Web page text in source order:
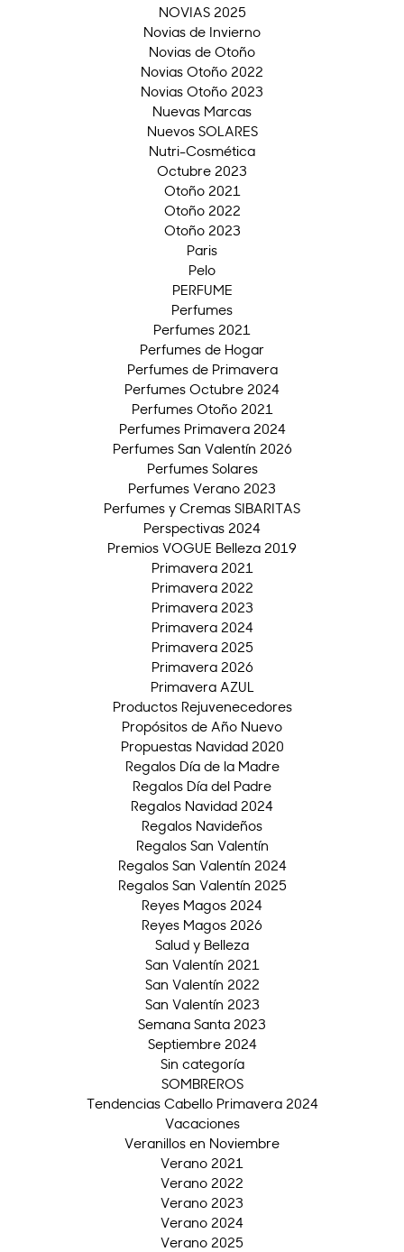
NOVIAS 2025
Novias de Invierno
Novias de Otoño
Novias Otoño 2022
Novias Otoño 2023
Nuevas Marcas
Nuevos SOLARES
Nutri-Cosmética
Octubre 2023
Otoño 2021
Otoño 2022
Otoño 2023
Paris
Pelo
PERFUME
Perfumes
Perfumes 2021
Perfumes de Hogar
Perfumes de Primavera
Perfumes Octubre 2024
Perfumes Otoño 2021
Perfumes Primavera 2024
Perfumes San Valentín 2026
Perfumes Solares
Perfumes Verano 2023
Perfumes y Cremas SIBARITAS
Perspectivas 2024
Premios VOGUE Belleza 2019
Primavera 2021
Primavera 2022
Primavera 2023
Primavera 2024
Primavera 2025
Primavera 2026
Primavera AZUL
Productos Rejuvenecedores
Propósitos de Año Nuevo
Propuestas Navidad 2020
Regalos Día de la Madre
Regalos Día del Padre
Regalos Navidad 2024
Regalos Navideños
Regalos San Valentín
Regalos San Valentín 2024
Regalos San Valentín 2025
Reyes Magos 2024
Reyes Magos 2026
Salud y Belleza
San Valentín 2021
San Valentín 2022
San Valentín 2023
Semana Santa 2023
Septiembre 2024
Sin categoría
SOMBREROS
Tendencias Cabello Primavera 2024
Vacaciones
Veranillos en Noviembre
Verano 2021
Verano 2022
Verano 2023
Verano 2024
Verano 2025